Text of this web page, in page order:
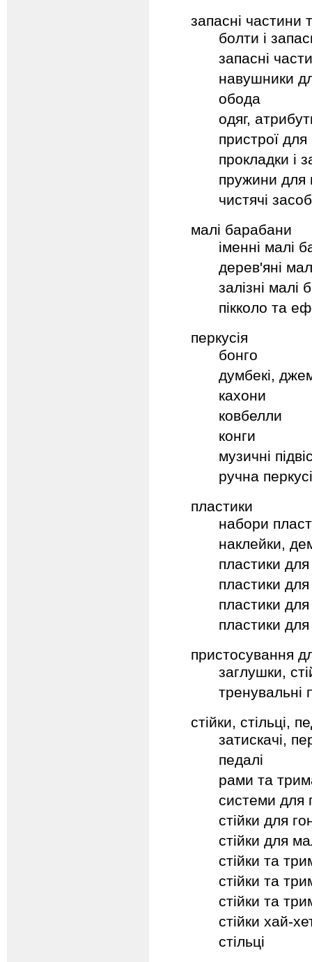
запасні частини
болти і
запасні
навушники
обода
одяг,
пристрої
прокладки і
пружини для
чистячі
малі барабани
іменні малі
дерев'яні
залізні малі
пікколо та
перкусія
бонго
думбекі,
кахони
ковбелли
конги
музичні
ручна
пластики
набори
наклейки,
пластики
пластики
пластики для
пластики для
пристосування
заглушки,
тренувальні
стійки, стільці,
затискачі,
педалі
рами та
системи для
стійки для
стійки для
стійки та
стійки та
стійки та
стійки хай-
стільці